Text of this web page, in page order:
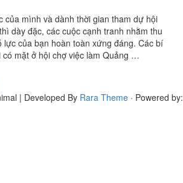
của mình và dành thời gian tham dự hội
dày đặc, các cuộc cạnh tranh nhằm thu
của bạn hoàn toàn xứng đáng. Các bí
mặt ở hội chợ việc làm Quảng …
| Developed By Rara Theme · Powered by: